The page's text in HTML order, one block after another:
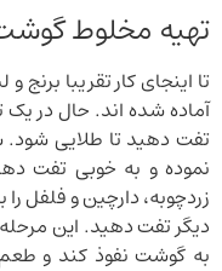
تهیه مخلوط
تا اینجای کار تقریبا
آماده شده اند. حال در یک
تفت دهید تا طلایی
نموده و به خوبی تفت
زردچوبه، دارچین و فلفل
دیگر تفت دهید. این
به گوشت نفوذ کند و